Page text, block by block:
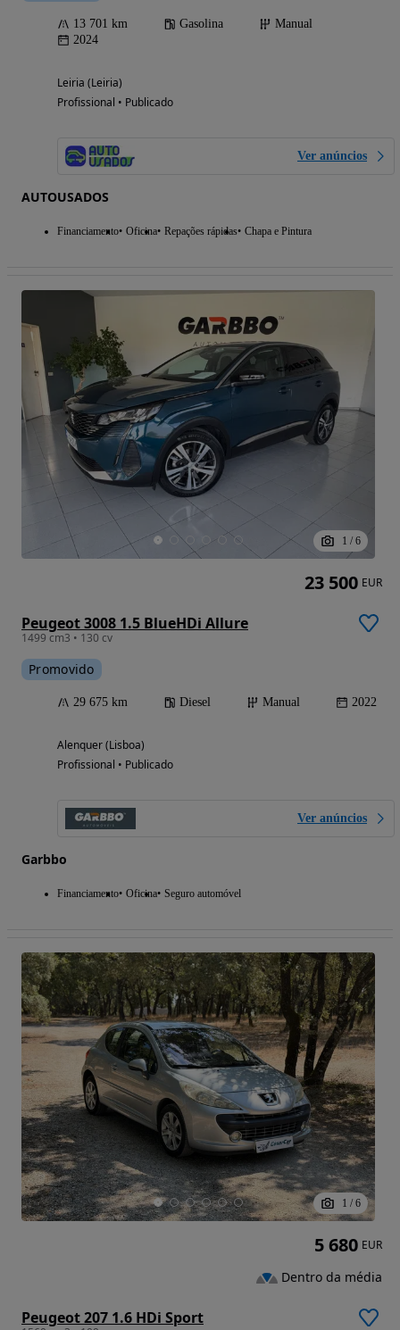
13 701 km Gasolina
Manual
2024
Leiria (Leiria)
Profissional • Publicado
Ver anúncios
AUTOUSADOS
Financiamento Oficina Repações rápidas Chapa e Pintura
1 / 6
Peugeot 3008 1.5 BlueHDi Allure
1499 cm3 • 130 cv
Promovido
29 675 km Diesel Manual 2022
Alenquer (Lisboa)
Profissional • Publicado
Ver anúncios
Garbbo
Financiamento Oficina Seguro automóvel
23 500 EUR
1 / 6
Peugeot 207 1.6 HDi Sport
5 680 EUR
Dentro da média